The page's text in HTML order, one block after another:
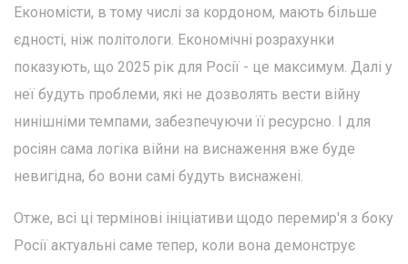
Економісти, в тому числі за кордоном, мають більше
єдності, ніж політологи. Економічні розрахунки
показують, що 2025 рік для Росії - це максимум. Далі у
неї будуть проблеми, які не дозволять вести війну
нинішніми темпами, забезпечуючи її ресурсно. І для
росіян сама логіка війни на виснаження вже буде
невигідна, бо вони самі будуть виснажені.
Отже, всі ці термінові ініціативи щодо перемир'я з боку
Росії актуальні саме тепер, коли вона демонструє